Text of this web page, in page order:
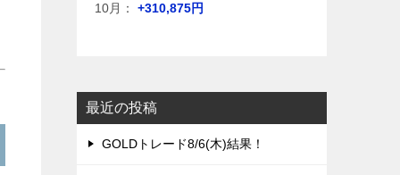
10月：
+310,875円
最近の投稿
GOLDトレード8/6(木)結果！